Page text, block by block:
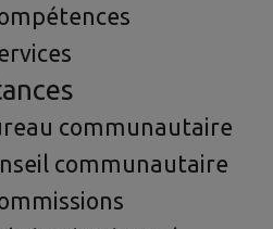
communautaire
communautaire